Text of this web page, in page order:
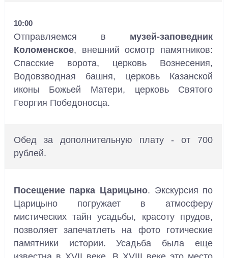
10:00
Отправляемся в музей-заповедник
Коломенское, внешний осмотр памятников:
Спасские ворота, церковь Вознесения,
Водовзводная башня, церковь Казанской
иконы Божьей Матери, церковь Святого
Георгия Победоносца.
Обед за дополнительную плату - от 700
рублей.
Посещение парка Царицыно. Экскурсия по
Царицыно погружает в атмосферу
мистических тайн усадьбы, красоту прудов,
позволяет запечатлеть на фото готические
памятники истории. Усадьба была еще